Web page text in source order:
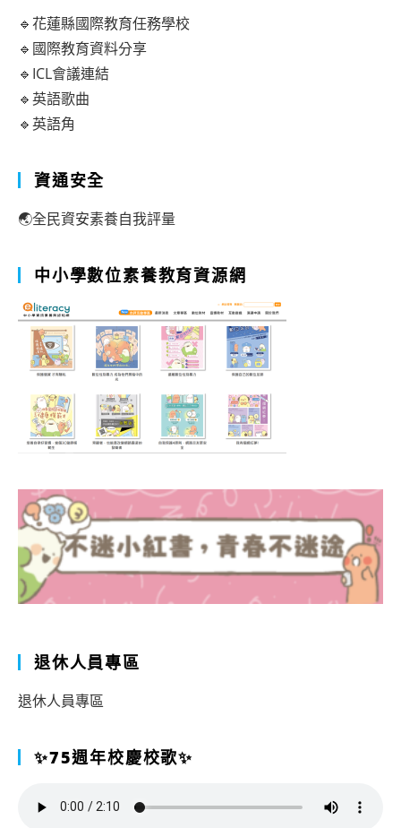
🔹花蓮縣國際教育任務學校
🔹國際教育資料分享
🔹ICL會議連結
🔹英語歌曲
🔹英語角
資通安全
🌏全民資安素養自我評量
中小學數位素養教育資源網
退休人員專區
退休人員專區
✨75週年校慶校歌✨